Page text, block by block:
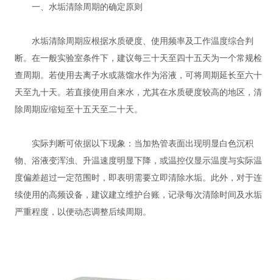
一、水垢清除周期的确定原则
水垢清除周期应根据水质硬度、使用频率及工作温度综合判
断。在一般实验室条件下，建议每三十天至四十五天为一个常规检
查周期。若使用去离子水或蒸馏水作为浴液，可将周期延长至六十
天至九十天。若直接使用自来水，尤其在水质硬度较高的地区，清
除周期应缩短至十五天至二十天。
实际判断可依据以下现象：当加热管表面出现明显白色沉积
物、浴液变浑浊、升温速度明显下降，或温控仪显示温度与实际温
度偏差超过一定范围时，即表明需要立即清除水垢。此外，对于连
续使用的高频设备，建议建立维护台账，记录每次清除时间及水垢
严重程度，以便动态调整后续周期。